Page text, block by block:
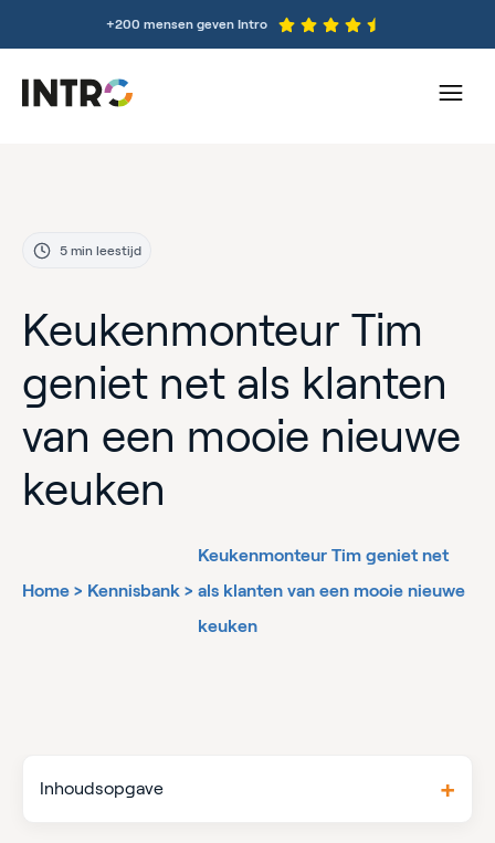
+200 mensen geven Intro
5 min leestijd
Keukenmonteur Tim
geniet net als klanten
van een mooie nieuwe
keuken
Home > Kennisbank >
Keukenmonteur Tim geniet net
als klanten van een mooie nieuwe
keuken
Inhoudsopgave